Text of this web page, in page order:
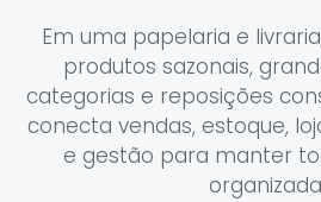
Em uma papelaria e
produtos sazonais,
categorias e reposições
conecta vendas, estoque,
e gestão para manter